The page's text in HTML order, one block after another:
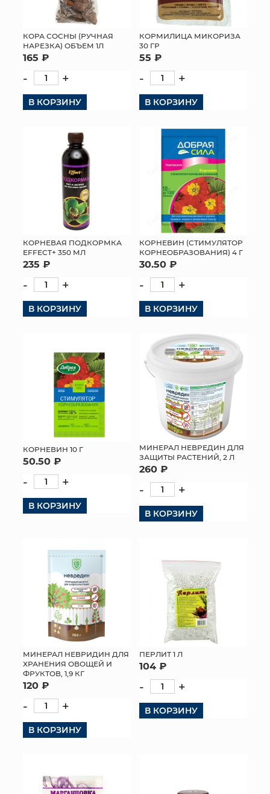
КОРА СОСНЫ (РУЧНАЯ
НАРЕЗКА) ОБЪЕМ 1Л
165 ₽
- +
В КОРЗИНУ
КОРМИЛИЦА МИКОРИЗА
30 ГР
55 ₽
- +
В КОРЗИНУ
КОРНЕВАЯ ПОДКОРМКА
EFFECT+ 350 МЛ
235 ₽
- +
В КОРЗИНУ
КОРНЕВИН (СТИМУЛЯТОР
КОРНЕОБРАЗОВАНИЯ) 4 Г
30.50 ₽
- +
В КОРЗИНУ
КОРНЕВИН 10 Г
50.50 ₽
- +
В КОРЗИНУ
МИНЕРАЛ НЕВРЕДИН ДЛЯ
ЗАЩИТЫ РАСТЕНИЙ, 2 Л
260 ₽
- +
В КОРЗИНУ
МИНЕРАЛ НЕВРИДИН ДЛЯ
ХРАНЕНИЯ ОВОЩЕЙ И
ФРУКТОВ, 1,9 КГ
120 ₽
- +
В КОРЗИНУ
ПЕРЛИТ 1 Л
104 ₽
- +
В КОРЗИНУ